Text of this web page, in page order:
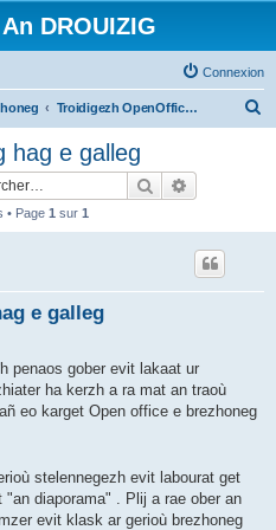
DROUIZIG
Connexion
Troidigezh OpenOffice.org e brezhoneg (1.1.x, 2.x ha 3.x)
hag e galleg
Rechercher
• Page 1 sur 1
e galleg
penaos gober evit lakaat ur
ha kerzh a ra mat an traoù
eo karget Open office e brezhoneg
stelennegezh evit labourat get
diaporama" . Plij a rae ober an
evit klask ar gerioù brezhoneg